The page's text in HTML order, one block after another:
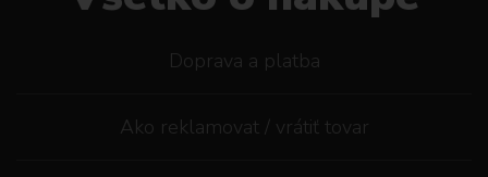
Doprava a platba
Ako reklamovat / vrátiť tovar